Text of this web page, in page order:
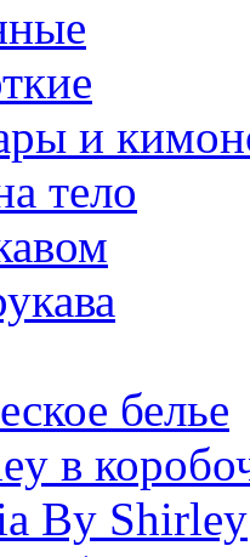
и
тело
белье
в
By Shirley